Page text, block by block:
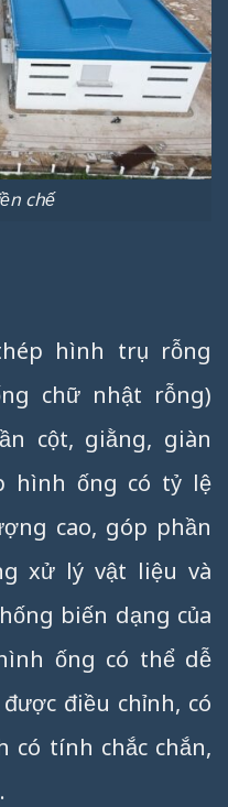
chế
hình trụ rỗng
chữ nhật rỗng)
cột, giằng, giàn
hình ống có tỷ lệ
cao, góp phần
xử lý vật liệu và
biến dạng của
ống có thể dễ
điều chỉnh, có
có tính chắc chắn,